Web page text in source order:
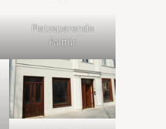
Platzsparende
Falttür